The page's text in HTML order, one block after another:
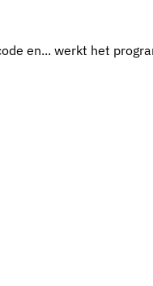
en... werkt het